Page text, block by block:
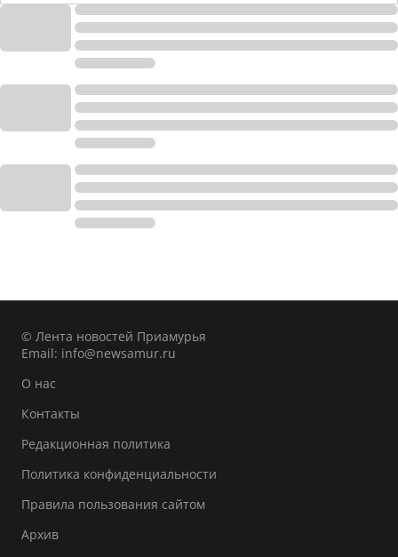
© Лента новостей Приамурья
Email: info@newsamur.ru
О нас
Контакты
Редакционная политика
Политика конфиденциальности
Правила пользования сайтом
Архив